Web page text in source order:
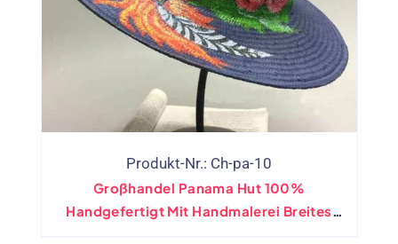
Produkt-Nr.: Ch-pa-10
Großhandel Panama Hut 100%
Handgefertigt Mit Handmalerei Breites